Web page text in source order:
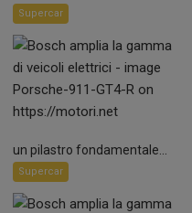
Supercar
un pilastro fondamentale...
Supercar